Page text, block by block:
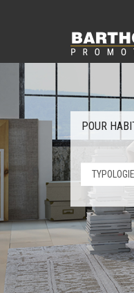
POUR